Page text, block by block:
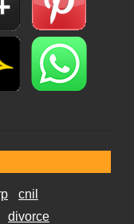
cnil
divorce